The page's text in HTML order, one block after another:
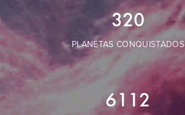
320
PLANETAS CONQUISTADOS
6112